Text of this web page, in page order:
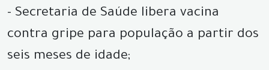
- Secretaria de Saúde libera vacina
contra gripe para população a partir dos
seis meses de idade;